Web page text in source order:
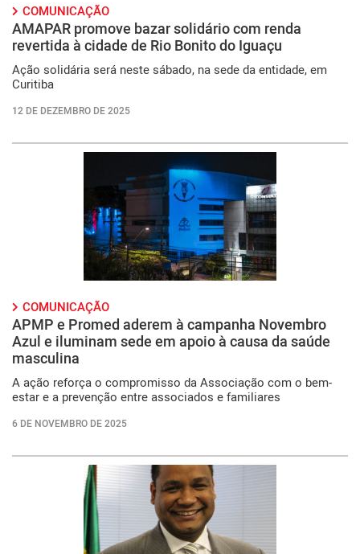
COMUNICAÇÃO
AMAPAR promove bazar solidário com renda
revertida à cidade de Rio Bonito do Iguaçu
Ação solidária será neste sábado, na sede da entidade, em
Curitiba
12 DE DEZEMBRO DE 2025
COMUNICAÇÃO
APMP e Promed aderem à campanha Novembro
Azul e iluminam sede em apoio à causa da saúde
masculina
A ação reforça o compromisso da Associação com o bem-
estar e a prevenção entre associados e familiares
6 DE NOVEMBRO DE 2025